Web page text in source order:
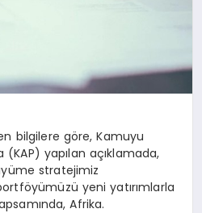
bilgilere göre, Kamuyu
yapılan açıklamada,
stratejimiz
yeni yatırımlarla
Afrika.